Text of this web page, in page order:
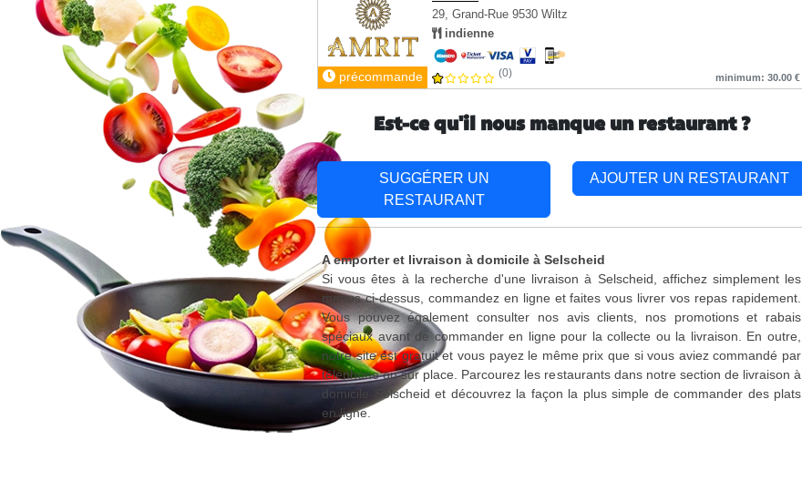
29, Grand-Rue 9530 Wiltz
indienne
précommande (0) minimum: 30.00 €
Est-ce qu'il nous manque un restaurant ?
SUGGÉRER UN
RESTAURANT
AJOUTER UN RESTAURANT
A emporter et livraison à domicile à Selscheid
Si vous êtes à la recherche d'une livraison à Selscheid, affichez simplement les
menus ci-dessus, commandez en ligne et faites vous livrer vos repas rapidement.
Vous pouvez également consulter nos avis clients, nos promotions et rabais
spéciaux avant de commander en ligne pour la collecte ou la livraison. En outre,
notre site est gratuit et vous payez le même prix que si vous aviez commandé par
téléphone ou sur place. Parcourez les restaurants dans notre section de livraison à
domicile Selscheid et découvrez la façon la plus simple de commander des plats
en ligne.